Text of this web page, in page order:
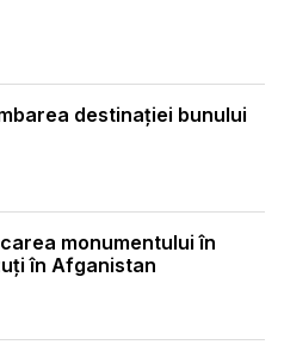
destinaţiei bunului
monumentului în
în Afganistan